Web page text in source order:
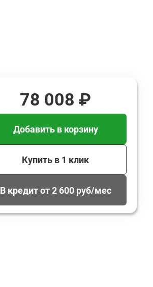
78 008 ₽
Добавить в корзину
Купить в 1 клик
В кредит от 2 600 руб/мес